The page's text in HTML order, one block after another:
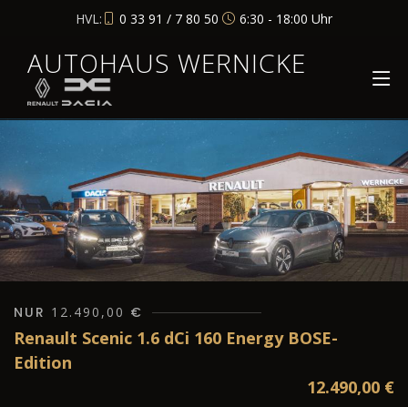
HVL: 0 33 91 / 7 80 50 6:30 - 18:00 Uhr
AUTOHAUS WERNICKE
NUR 12.490,00 €
Renault Scenic 1.6 dCi 160 Energy BOSE-
Edition
12.490,00 €